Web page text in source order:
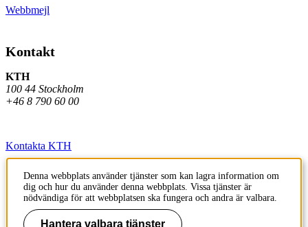
Webbmejl
Kontakt
KTH
100 44 Stockholm
+46 8 790 60 00
Kontakta KTH
Jobba på KTH
Press och media
Faktura och betalning KTH
Denna webbplats använder tjänster som kan lagra information om
dig och hur du använder denna webbplats. Vissa tjänster är
nödvändiga för att webbplatsen ska fungera och andra är valbara.
Hantera valbara tjänster